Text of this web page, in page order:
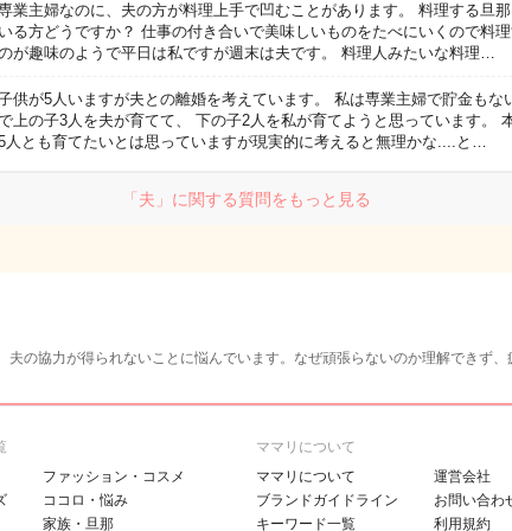
業主婦なのに、夫の方が料理上手で凹むことがあります。 料理する旦
いる方どうですか？ 仕事の付き合いで美味しいものをたべにいくので料
が趣味のようで平日は私ですが週末は夫です。 料理人みたいな料理…
供が5人いますが夫との離婚を考えています。 私は専業主婦で貯金もな
上の子3人を夫が育てて、 下の子2人を私が育てようと思っています。
人とも育てたいとは思っていますが現実的に考えると無理かな....と…
「夫」に関する質問をもっと見る
の協力が得られないことに悩んでいます。なぜ頑張らないのか理解できず
ファッション・コスメ
ココロ・悩み
家族・旦那
ママリについて
ママリについて
ブランドガイドライン
キーワード一覧
運営会社
お問い合わ
利用規約